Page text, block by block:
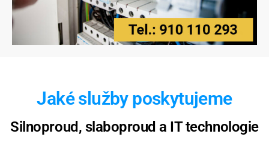
Jaké služby poskytujeme
Silnoproud, slaboproud a IT technologie